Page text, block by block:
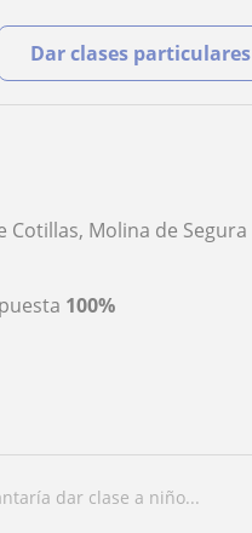
Dar clases particulares
Cotillas, Molina de Segura
100%
dar clase a niño...